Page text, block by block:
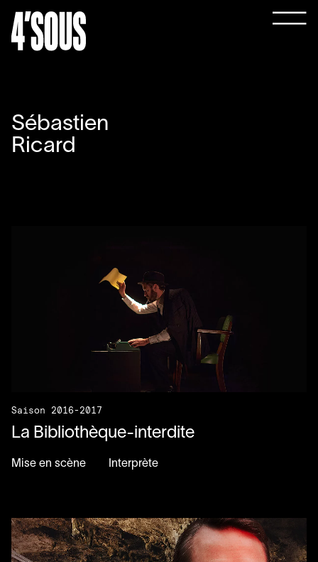
Sébastien
Ricard
Saison 2016-2017
La Bibliothèque-interdite
Mise en scène Interprète